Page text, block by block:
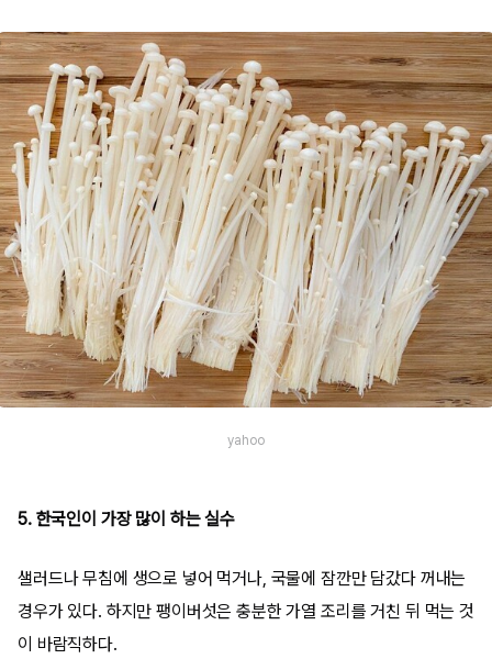
yahoo
5. 한국인이 가장 많이 하는 실수
샐러드나 무침에 생으로 넣어 먹거나, 국물에 잠깐만 담갔다 꺼내는
경우가 있다. 하지만 팽이버섯은 충분한 가열 조리를 거친 뒤 먹는 것
이 바람직하다.